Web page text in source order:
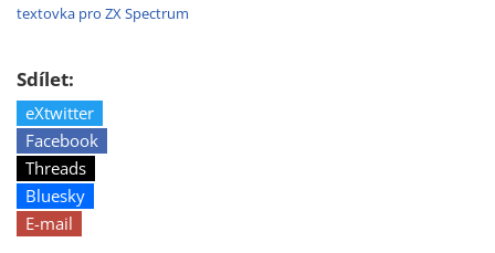
textovka pro ZX Spectrum
Sdílet:
eXtwitter
Facebook
Threads
Bluesky
E-mail